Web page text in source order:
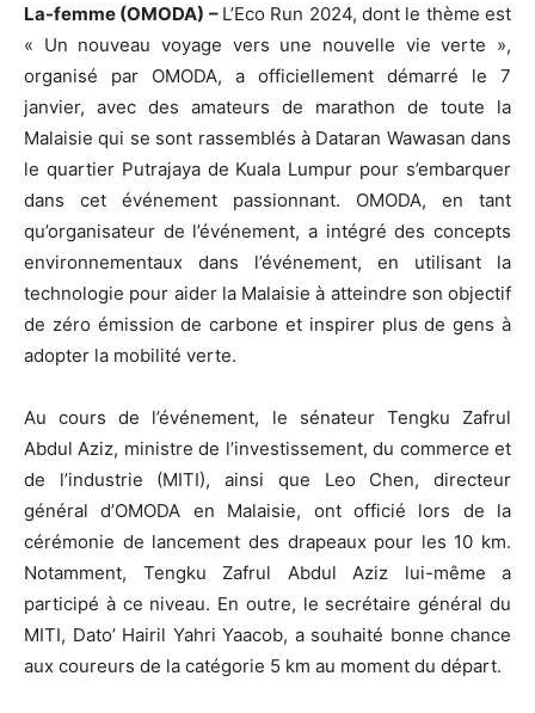
La-femme (OMODA) – L’Eco Run 2024, dont le thème est
« Un nouveau voyage vers une nouvelle vie verte »,
organisé par OMODA, a officiellement démarré le 7
janvier, avec des amateurs de marathon de toute la
Malaisie qui se sont rassemblés à Dataran Wawasan dans
le quartier Putrajaya de Kuala Lumpur pour s’embarquer
dans cet événement passionnant. OMODA, en tant
qu’organisateur de l’événement, a intégré des concepts
environnementaux dans l’événement, en utilisant la
technologie pour aider la Malaisie à atteindre son objectif
de zéro émission de carbone et inspirer plus de gens à
adopter la mobilité verte.
Au cours de l’événement, le sénateur Tengku Zafrul
Abdul Aziz, ministre de l’investissement, du commerce et
de l’industrie (MITI), ainsi que Leo Chen, directeur
général d’OMODA en Malaisie, ont officié lors de la
cérémonie de lancement des drapeaux pour les 10 km.
Notamment, Tengku Zafrul Abdul Aziz lui-même a
participé à ce niveau. En outre, le secrétaire général du
MITI, Dato’ Hairil Yahri Yaacob, a souhaité bonne chance
aux coureurs de la catégorie 5 km au moment du départ.